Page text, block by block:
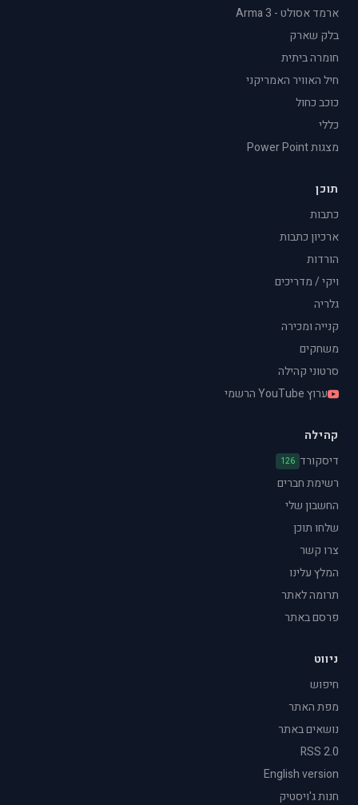
ארמד אסולט - Arma 3
בלק שארק
חומרה ביתית
חיל האוויר האמריקני
כוכב כחול
כללי
מצגות Power Point
תוכן
כתבות
ארכיון כתבות
הורדות
ויקי / מדריכים
גלריה
קנייה ומכירה
משחקים
סרטוני קהילה
ערוץ YouTube הרשמי
קהילה
דיסקורד 126
רשימת חברים
החשבון שלי
שלחו תוכן
צרו קשר
המלץ עלינו
תרומה לאתר
פרסם באתר
ניווט
חיפוש
מפת האתר
נושאים באתר
RSS 2.0
English version
חנות ג'ויסטיק